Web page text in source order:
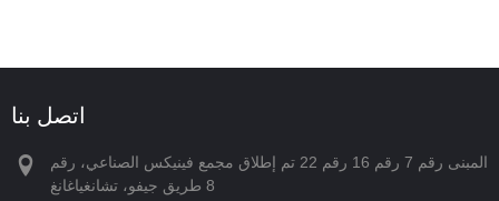
اتصل بنا
المبنى رقم 7 رقم 16 رقم 22 تم إطلاق مجمع فينيكس الصناعي، رقم
8 طريق جيفو، تشانغياغانغ